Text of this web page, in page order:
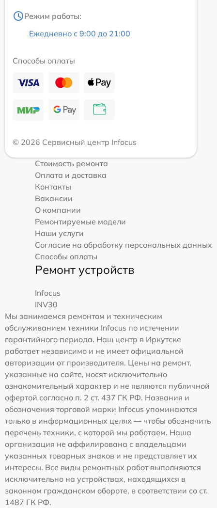
Режим работы:
Ежедневно с 9:00 до 21:00
Способы оплаты
© 2026 Сервисный центр Infocus
Стоимость ремонта
Оплата и доставка
Контакты
Вакансии
О компании
Ремонтируемые модели
Наши услуги
Согласие на обработку персональных данных
Способы оплаты
Ремонт устройств
Infocus
INV30
Мы занимаемся ремонтом и техническим
обслуживанием техники Infocus по истечении
гарантийного периода. Наш центр в Иркутске
работает независимо и не имеет официальной
авторизации от производителя. Цены на ремонт,
указанные на сайте, носят исключительно
ознакомительный характер и не являются публичной
офертой согласно п. 2 ст. 437 ГК РФ. Названия и
обозначения торговой марки Infocus упоминаются
только в информационных целях — чтобы обозначить
перечень техники, с которой мы работаем. Наша
организация не аффилирована с владельцами
указанных товарных знаков и не представляет их
интересы. Все виды ремонтных работ выполняются
исключительно на устройствах, находящихся в
законном гражданском обороте, в соответствии со ст.
1487 ГК РФ.